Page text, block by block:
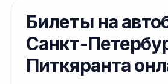
Билеты на
Санкт-
Питкяранта